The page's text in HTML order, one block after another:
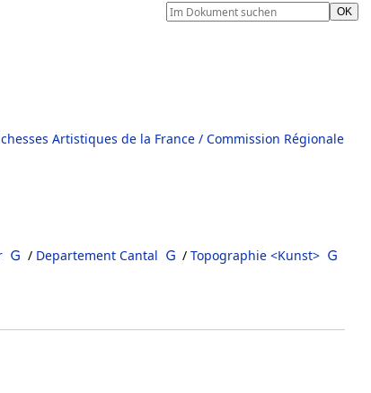
Artistiques de la France / Commission Régionale
/ Departement Cantal / Topographie <Kunst>